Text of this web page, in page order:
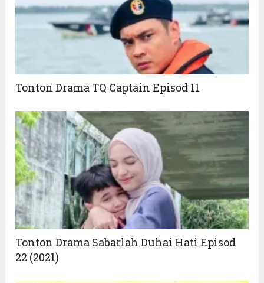
Tonton Drama TQ Captain Episod 11
Tonton Drama Sabarlah Duhai Hati Episod
22 (2021)